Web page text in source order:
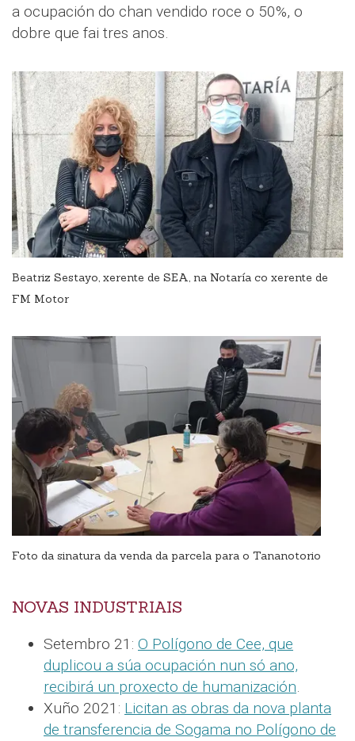
a ocupación do chan vendido roce o 50%, o
dobre que fai tres anos.
Beatriz Sestayo, xerente de SEA, na Notaría co xerente de
FM Motor
Foto da sinatura da venda da parcela para o Tananotorio
NOVAS INDUSTRIAIS
Setembro 21: O Polígono de Cee, que
duplicou a súa ocupación nun só ano,
recibirá un proxecto de humanización.
Xuño 2021: Licitan as obras da nova planta
de transferencia de Sogama no Polígono de